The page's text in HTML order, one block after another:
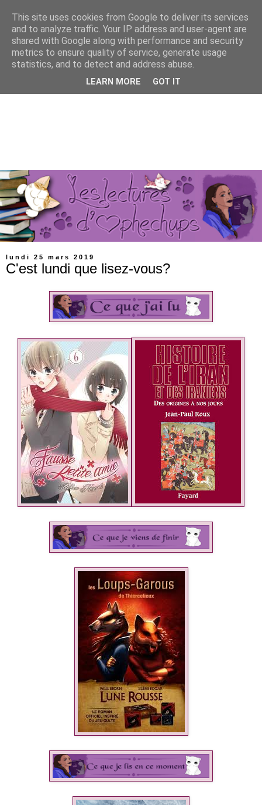
lundi 25 mars 2019
C'est lundi que lisez-vous?
This site uses cookies from Google to deliver its services
and to analyze traffic. Your IP address and user-agent are
shared with Google along with performance and security
metrics to ensure quality of service, generate usage
statistics, and to detect and address abuse.
LEARN MORE GOT IT